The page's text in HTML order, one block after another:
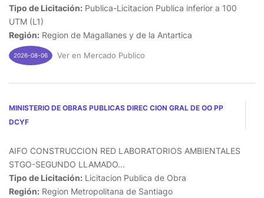
Tipo de Licitación: Publica-Licitacion Publica inferior a 100
UTM (L1)
Región: Region de Magallanes y de la Antartica
2026-08-06 Ver en Mercado Publico
MINISTERIO DE OBRAS PUBLICAS DIREC CION GRAL DE OO PP
DCYF
AIFO CONSTRUCCION RED LABORATORIOS AMBIENTALES
STGO-SEGUNDO LLAMADO...
Tipo de Licitación: Licitacion Publica de Obra
Región: Region Metropolitana de Santiago